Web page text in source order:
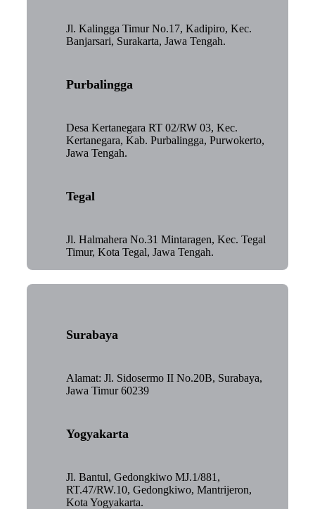
Jl. Kalingga Timur No.17, Kadipiro, Kec.
Banjarsari, Surakarta, Jawa Tengah.
Purbalingga
Desa Kertanegara RT 02/RW 03, Kec.
Kertanegara, Kab. Purbalingga, Purwokerto,
Jawa Tengah.
Tegal
Jl. Halmahera No.31 Mintaragen, Kec. Tegal
Timur, Kota Tegal, Jawa Tengah.
Surabaya
Alamat: Jl. Sidosermo II No.20B, Surabaya,
Jawa Timur 60239
Yogyakarta
Jl. Bantul, Gedongkiwo MJ.1/881,
RT.47/RW.10, Gedongkiwo, Mantrijeron,
Kota Yogyakarta.